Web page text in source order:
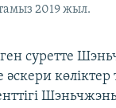
2019 жыл.
суретте
көліктер